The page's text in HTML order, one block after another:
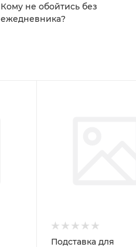
Кому не обойтись без
ежедневника?
Подставка для